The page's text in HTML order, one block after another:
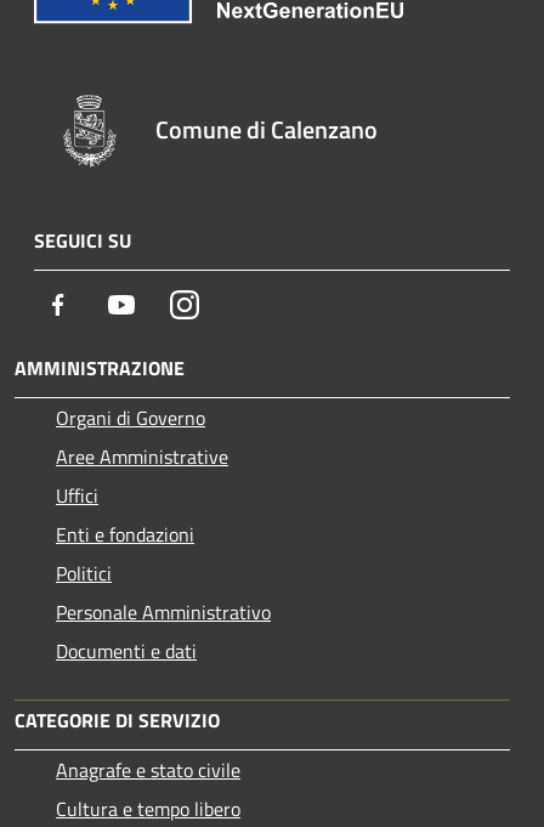
Comune di Calenzano
SEGUICI SU
Facebook YoutubeInstagram
AMMINISTRAZIONE
Organi di Governo
Aree Amministrative
Uffici
Enti e fondazioni
Politici
Personale Amministrativo
Documenti e dati
CATEGORIE DI SERVIZIO
Anagrafe e stato civile
Cultura e tempo libero